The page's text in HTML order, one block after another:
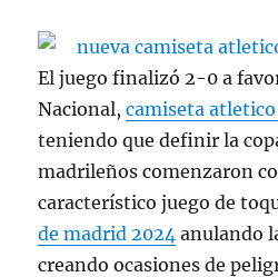
El juego finalizó 2-0 a
Nacional,camiseta
teniendo que definir la
madrileños comenzaron
característico juego de
de madrid 2024 anulando
creando ocasiones de